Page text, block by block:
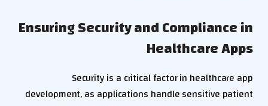
Ensuring Security and Compliance in
Healthcare Apps
Security is a critical factor in healthcare app
development, as applications handle sensitive patient